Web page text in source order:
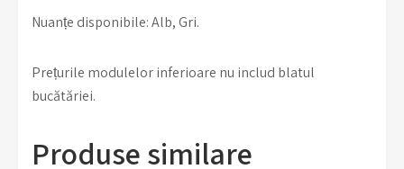
Nuanțe disponibile: Alb, Gri.
Prețurile modulelor inferioare nu includ blatul
bucătăriei.
Produse similare